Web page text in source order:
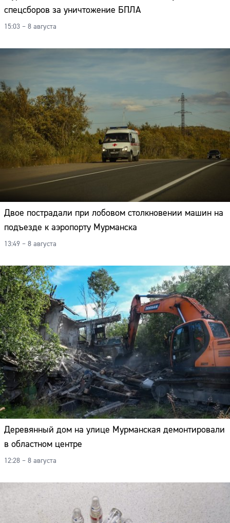
спецсборов за уничтожение БПЛА
15:03 – 8 августа
Двое пострадали при лобовом столкновении машин на
подъезде к аэропорту Мурманска
13:49 – 8 августа
Деревянный дом на улице Мурманская демонтировали
в областном центре
12:28 – 8 августа